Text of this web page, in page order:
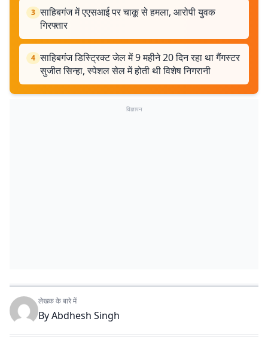
3 साहिबगंज में एएसआई पर चाकू से हमला, आरोपी युवक
गिरफ्तार
4 साहिबगंज डिस्ट्रिक्ट जेल में 9 महीने 20 दिन रहा था गैंगस्टर
सुजीत सिन्हा, स्पेशल सेल में होती थी विशेष निगरानी
विज्ञापन
लेखक के बारे में
ByAbdhesh Singh